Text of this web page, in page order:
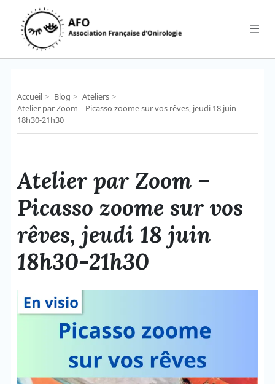
contenu
Accueil > Blog > Ateliers >
Atelier par Zoom – Picasso zoome sur vos rêves, jeudi 18 juin
18h30-21h30
Atelier par Zoom –
Picasso zoome sur vos
rêves, jeudi 18 juin
18h30-21h30